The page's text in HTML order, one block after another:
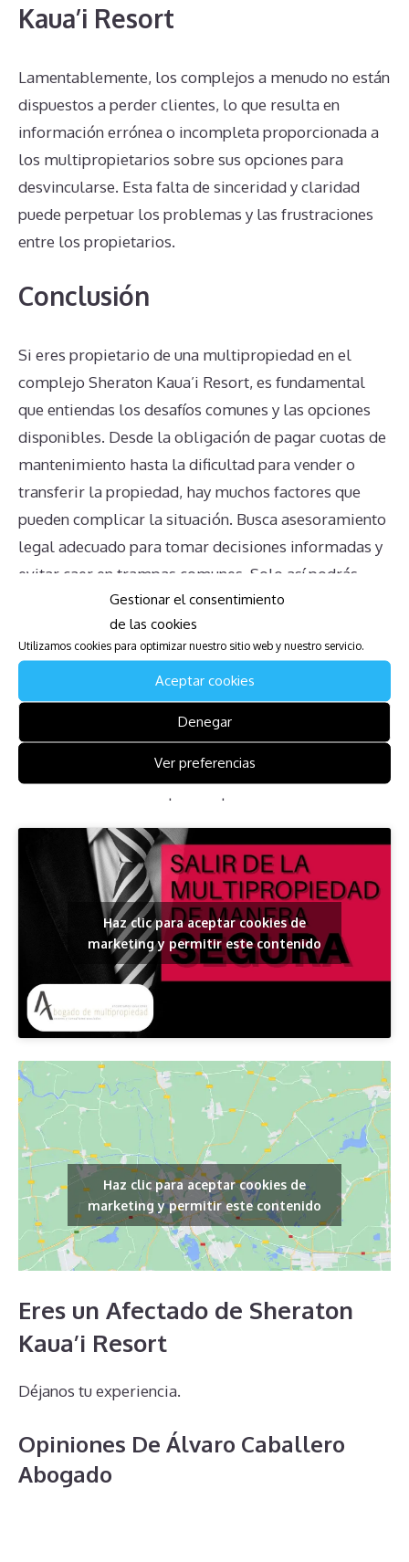
Gestionar el consentimiento
de las cookies
Utilizamos cookies para optimizar nuestro sitio web y nuestro servicio.
Aceptar cookies
Denegar
Ver preferencias
Kaua’i Resort
Lamentablemente, los complejos a menudo no están
dispuestos a perder clientes, lo que resulta en
información errónea o incompleta proporcionada a
los multipropietarios sobre sus opciones para
desvincularse. Esta falta de sinceridad y claridad
puede perpetuar los problemas y las frustraciones
entre los propietarios.
Conclusión
Si eres propietario de una multipropiedad en el
complejo Sheraton Kaua’i Resort, es fundamental
que entiendas los desafíos comunes y las opciones
disponibles. Desde la obligación de pagar cuotas de
mantenimiento hasta la dificultad para vender o
transferir la propiedad, hay muchos factores que
pueden complicar la situación. Busca asesoramiento
legal adecuado para tomar decisiones informadas y
evitar caer en trampas comunes. Solo así podrás
gestionar de manera efectiva tu multipropiedad y
minimizar los inconvenientes asociados.
Descarga la Guía para Afectados
de Sheraton Kaua’i Resort
Aquí podrá descargar una guía de qué hacer para
desvincularse el tiempo compartido.
Haz clic para aceptar cookies de
marketing y permitir este contenido
Haz clic para aceptar cookies de
marketing y permitir este contenido
Eres un Afectado de Sheraton
Kaua’i Resort
Déjanos tu experiencia.
Opiniones De Álvaro Caballero
Abogado